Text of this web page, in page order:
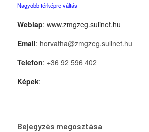
Nagyobb térképre váltás
Weblap: www.zmgzeg.sulinet.hu
Email: horvatha@zmgzeg.sulinet.hu
Telefon: +36 92 596 402
Képek:
Bejegyzés megosztása